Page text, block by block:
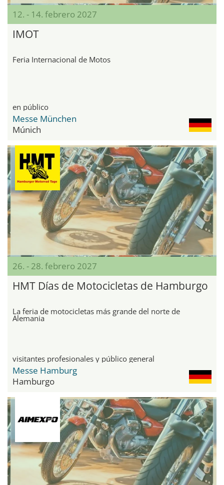
12. - 14. febrero 2027
IMOT
Feria Internacional de Motos
en público
Messe München
Múnich
26. - 28. febrero 2027
HMT Días de Motocicletas de Hamburgo
La feria de motocicletas más grande del norte de
Alemania
visitantes profesionales y público general
Messe Hamburg
Hamburgo